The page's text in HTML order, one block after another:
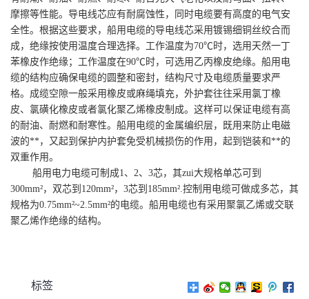
摩擦等性能。导电线芯应有耐腐蚀性，同时电缆要有高度的电气安
全性。根据这些要求，船用电缆的导电线芯采用镀锡细铜丝绞合而
成，绝缘按使用温度合理选择。工作温度为70℃时，选用天然一丁
苯橡皮作绝缘；工作温度在90℃时，可选用乙丙橡皮绝缘。船用电
缆的结构应确保电缆的圆整和密封，结构尺寸及电缆质量要求严
格。成缆空隙一般采用橡皮或麻绳填充，外护套往往采用氯丁橡
皮、氯磺化橡皮或者氯化聚乙烯橡皮制成。这样可以保证电缆有高
的耐油、耐燃和耐寒性。船用电缆的金属编织层，既用来防止电磁
波的**，又起到保护内护套免受机械损伤的作用，起到铠装和**的
双重作用。
船用电力电缆可制成1、2、3芯，其zui大规格单芯可到
300mm²，双芯到120mm²，3芯到185mm².控制用电缆可做成多芯，其
规格为0.75mm²~2.5mm²的电缆。船用电缆也有采用聚氯乙烯或交联
聚乙烯作绝缘的结构。
标签